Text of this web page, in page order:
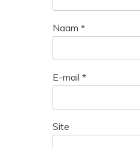
Naam *
E-mail *
Site